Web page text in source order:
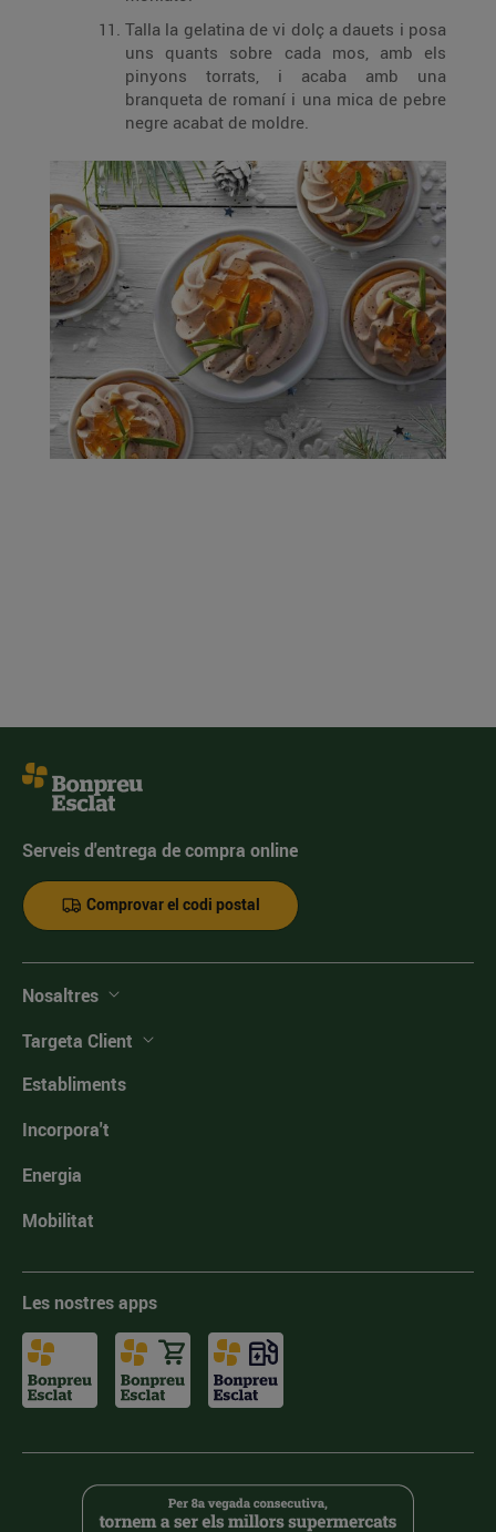
Talla la gelatina de vi dolç a dauets i posa
uns quants sobre cada mos, amb els
pinyons torrats, i acaba amb una
branqueta de romaní i una mica de pebre
negre acabat de moldre.
Serveis d'entrega de compra online
Comprovar el codi postal
Nosaltres
Targeta Client
Establiments
Incorpora't
Energia
Mobilitat
Les nostres apps